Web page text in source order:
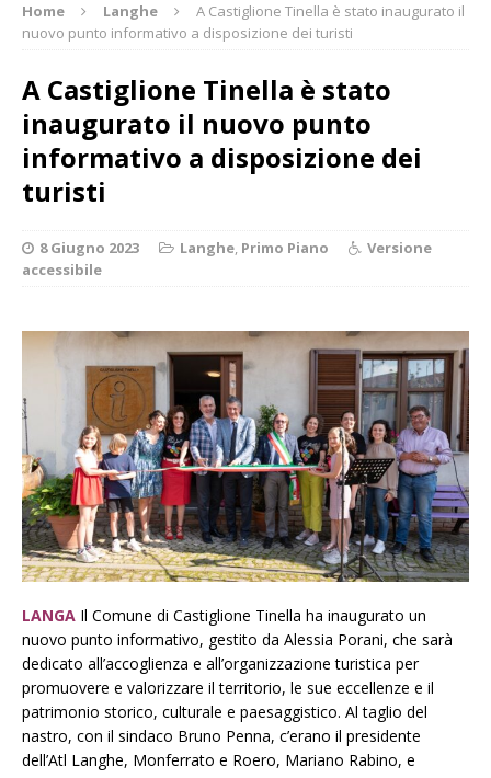
Home Langhe
A Castiglione Tinella è stato inaugurato il
nuovo punto informativo a disposizione dei turisti
A Castiglione Tinella è stato
inaugurato il nuovo punto
informativo a disposizione dei
turisti
8 Giugno 2023 Langhe, Primo Piano
Versione
accessibile
LANGA Il Comune di Castiglione Tinella ha inaugurato un
nuovo punto informativo, gestito da Alessia Porani, che sarà
dedicato all’accoglienza e all’organizzazione turistica per
promuovere e valorizzare il territorio, le sue eccellenze e il
patrimonio storico, culturale e paesaggistico. Al taglio del
nastro, con il sindaco Bruno Penna, c’erano il presidente
dell’Atl Langhe, Monferrato e Roero, Mariano Rabino, e